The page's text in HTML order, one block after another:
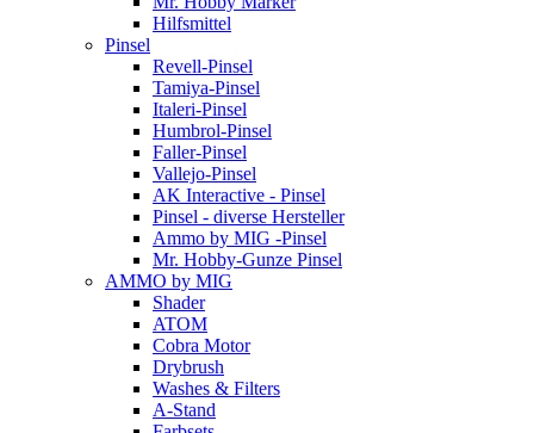
Hilfsmittel
Pinsel
Revell-Pinsel
Tamiya-Pinsel
Italeri-Pinsel
Humbrol-Pinsel
Faller-Pinsel
Vallejo-Pinsel
AK Interactive - Pinsel
Pinsel - diverse Hersteller
Ammo by MIG -Pinsel
Mr. Hobby-Gunze Pinsel
AMMO by MIG
Shader
ATOM
Cobra Motor
Drybrush
Washes & Filters
A-Stand